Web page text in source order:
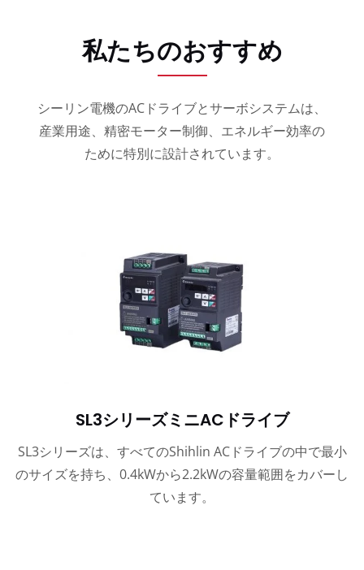
私たちのおすすめ
シーリン電機のACドライブとサーボシステムは、
産業用途、精密モーター制御、エネルギー効率の
ために特別に設計されています。
SL3シリーズミニACドライブ
SL3シリーズは、すべてのShihlin ACドライブの中で最小
のサイズを持ち、0.4kWから2.2kWの容量範囲をカバーし
ています。